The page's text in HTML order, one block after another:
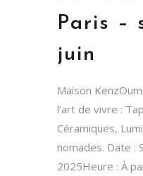
Paris –
juin
Maison
l’art de vivre :
Céramiques,
nomades. Date :
2025Heure : À